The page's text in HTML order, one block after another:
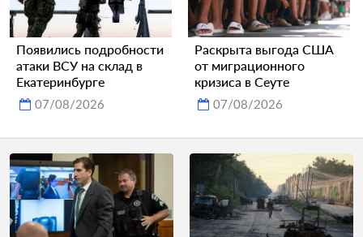
Появились подробности
атаки ВСУ на склад в
Екатеринбурге
07/08/2026
Раскрыта выгода США
от миграционного
кризиса в Сеуте
07/08/2026